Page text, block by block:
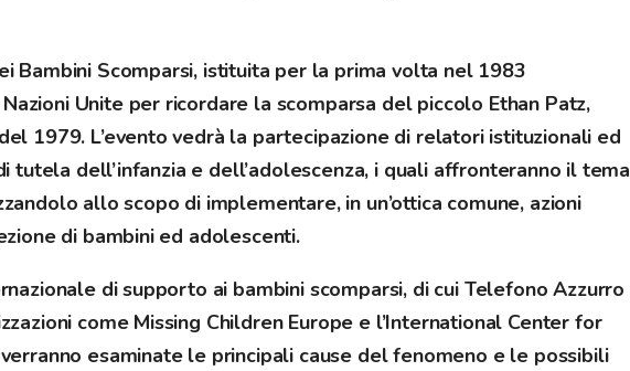
Bambini Scomparsi, istituita per la prima volta nel 1983
Unite per ricordare la scomparsa del piccolo Ethan Patz,
1979. L’evento vedrà la partecipazione di relatori istituzionali ed
tutela dell’infanzia e dell’adolescenza, i quali affronteranno il tema
allo scopo di implementare, in un’ottica comune, azioni
di bambini ed adolescenti.
di supporto ai bambini scomparsi, di cui Telefono Azzurro
come Missing Children Europe e l’International Center for
esaminate le principali cause del fenomeno e le possibili